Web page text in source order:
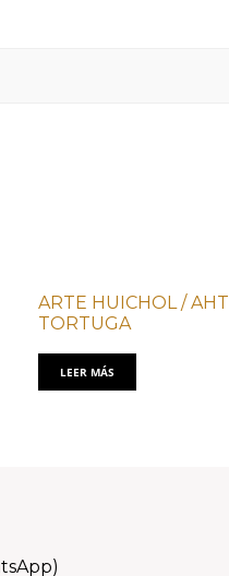
ARTE HUICHOL / AHT
TORTUGA
LEER MÁS